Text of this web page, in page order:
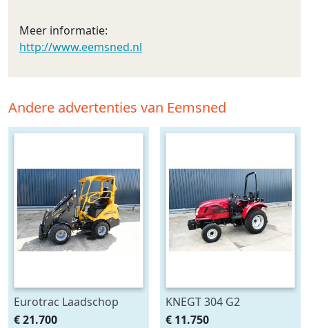
Meer informatie:
http://www.eemsned.nl
Andere advertenties van Eemsned
Eurotrac Laadschop
Wiellader W11 (bj 2026)
€ 21.700
KNEGT 304 G2
Gazonband
€ 11.750